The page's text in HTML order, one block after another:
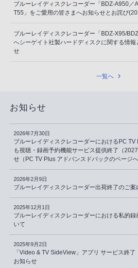
ブルーレイディスクレコーダー「BDZ-A950／
T55」をご愛用の皆さまへお知らせとお詫び
ブルーレイディスクレコーダー「BDZ-X95/
へシーゲイト社製ハードディスクに関する情報
せ
一覧へ
お知らせ
2026年7月30日
ブルーレイディスクレコーダーにおけるPC
も視聴・録画予約機能サービス提供終了（
せ（PC TV Plus アドバンスドパックのページへ
2026年2月9日
ブルーレイディスクレコーダー出荷終了のご案
2025年12月1日
ブルーレイディスクレコーダーにおける私的
いて
2025年9月2日
「Video & TV SideView」アプリ サービス終
お知らせ